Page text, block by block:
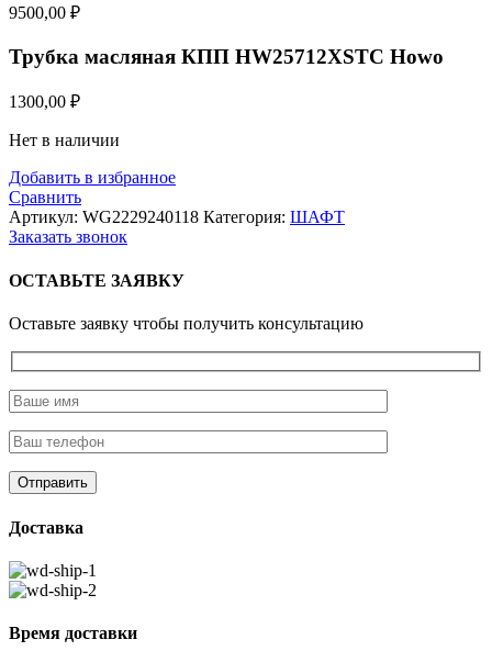
9500,00 ₽
Трубка масляная КПП HW25712XSTC Howo
1300,00 ₽
Нет в наличии
Добавить в избранное
Сравнить
Артикул: WG2229240118 Категория: ШАФТ
Заказать звонок
ОСТАВЬТЕ ЗАЯВКУ
Оставьте заявку чтобы получить консультацию
Доставка
Время доставки